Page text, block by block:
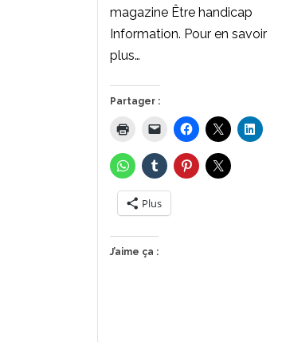
magazine Être handicap
Information. Pour en savoir
plus…
Partager :
Plus
J’aime ça :